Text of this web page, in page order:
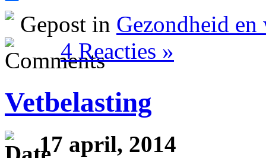
Gepost in Gezondheid
4 Reacties »
Vetbelasting
17 april, 2014